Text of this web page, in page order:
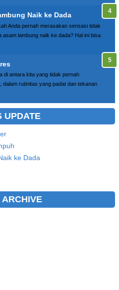
Naik ke Dada
Anda pernah merasakan sensasi tidak
lambung naik ke dada? Hal ini bisa
di antara kita yang tidak pernah
rutinitas yang padat dan tekanan
UPDATE
ke Dada